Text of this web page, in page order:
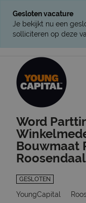
Gesloten vacature
Je bekijkt nu een
solliciteren op deze
Word
Bouwmaat
GESLOTEN
YoungCapital